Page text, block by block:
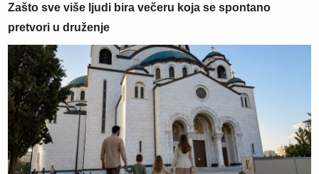
Zašto sve više ljudi bira večeru koja se spontano
pretvori u druženje